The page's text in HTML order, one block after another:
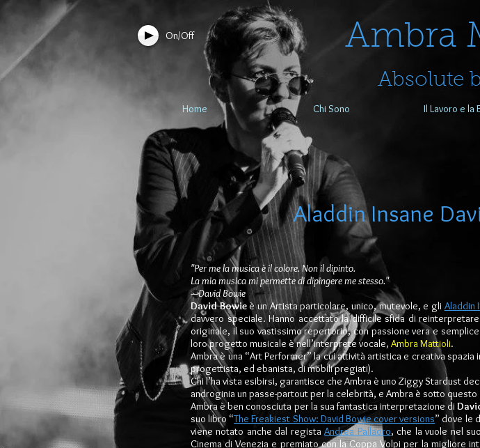
On/Off
Home Chi Sono Il Lavoro e la
Aladdin Insane
"Per me la musica è il colore. Non il dipinto.
La mia musica mi permette di dipingere me stesso."
—David Bowie
David Bowieè un Artista particolare, unico, mutevole, e gli Aladdin
davvero speciale. Hanno accettato la difficile sfida di
originale, il suo vastissimo repertorio, con passione vera e
loro progetto musicale è nell’interprete vocale, Ambra Mattioli.
Ambra è una “Art Performer” la cui attività artistica e creativa
progettista, ed ebanista, di mobili pregiati).
Chi l’ha vista esibirsi, garantisce che Ambra è uno Ziggy Stardust
androginia un passe-partout per la celebrità, e Ambra è sotto
Ambra è ben conosciuta per la sua fantastica interpretazione di
suo libro “The Freakiest Show: David Bowie cover versions” dove le
viene notato anche dal registaAndrea Pallaoro, che la vuole nel
Cinema di Venezia e premiato con la Coppa Volpi per la migliore
​​​​​​​Ambra
Absolute